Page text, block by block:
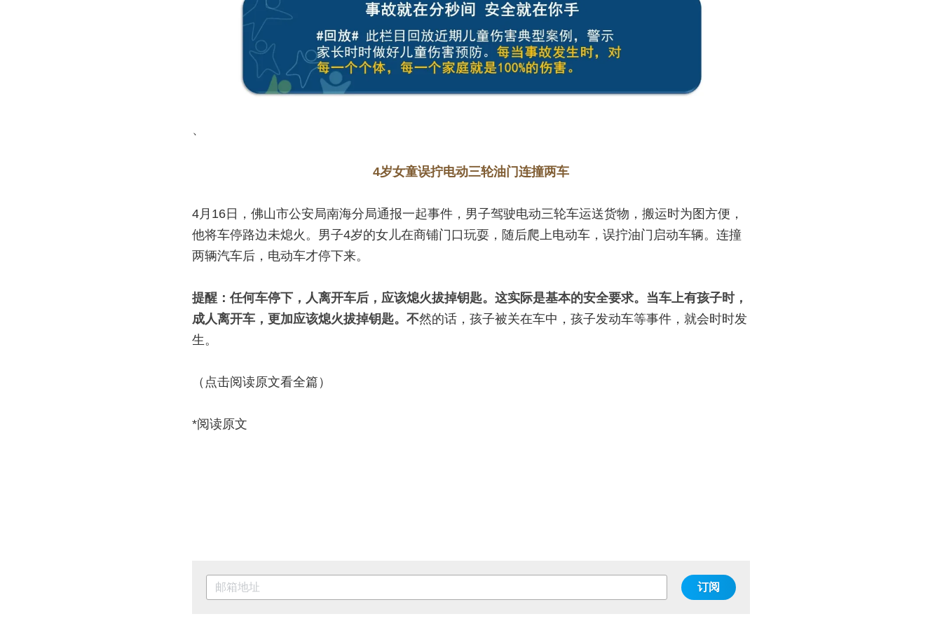
、
4岁女童误拧电动三轮油门连撞两车
4月16日，佛山市公安局南海分局通报一起事件，男子驾驶电动三轮车运送货物，搬运时为图方便，
他将车停路边未熄火。男子4岁的女儿在商铺门口玩耍，随后爬上电动车，误拧油门启动车辆。连撞
两辆汽车后，电动车才停下来。
提醒：任何车停下，人离开车后，应该熄火拔掉钥匙。这实际是基本的安全要求。当车上有孩子时，
成人离开车，更加应该熄火拔掉钥匙。不然的话，孩子被关在车中，孩子发动车等事件，就会时时发
生。
（点击阅读原文看全篇）
*阅读原文
订阅